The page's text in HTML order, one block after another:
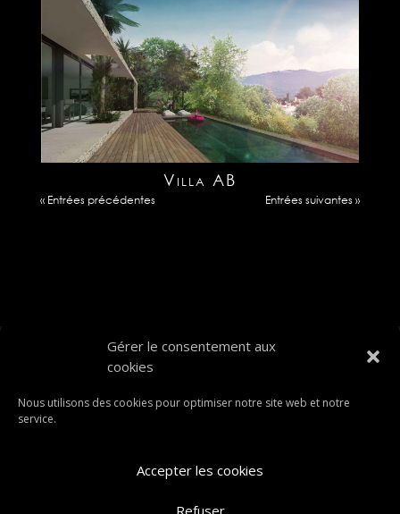
Gérer le consentement aux
cookies
Nous utilisons des cookies pour optimiser notre site web et notre
service.
Accepter les cookies
Refuser
Villa AB
« Entrées précédentes Entrées suivantes »